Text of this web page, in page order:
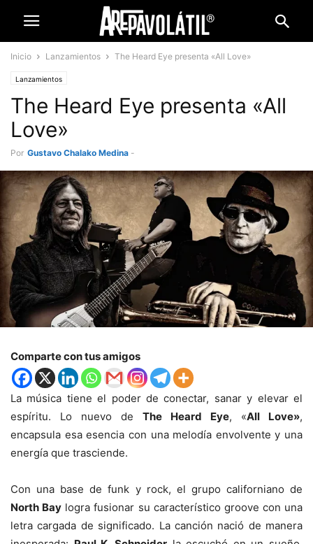
Inicio Lanzamientos The Heard Eye presenta «All Love»
Lanzamientos
The Heard Eye presenta «All
Love»
Por Gustavo Chalako Medina -
Comparte con tus amigos
La música tiene el poder de conectar, sanar y elevar el
espíritu. Lo nuevo de The Heard Eye, «All Love»,
encapsula esa esencia con una melodía envolvente y una
energía que trasciende.
Con una base de funk y rock, el grupo californiano de
North Bay logra fusionar su característico groove con una
letra cargada de significado. La canción nació de manera